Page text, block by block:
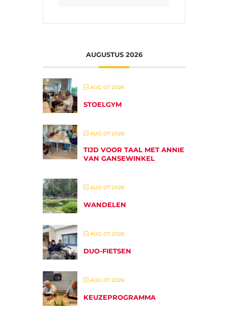
AUGUSTUS 2026
AUG 07 2026
STOELGYM
AUG 07 2026
TIJD VOOR TAAL MET ANNIE
VAN GANSEWINKEL
AUG 07 2026
WANDELEN
AUG 07 2026
DUO-FIETSEN
AUG 07 2026
KEUZEPROGRAMMA